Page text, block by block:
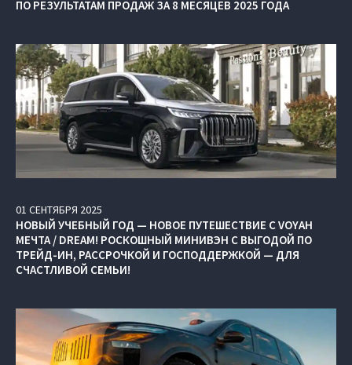
ПО РЕЗУЛЬТАТАМ ПРОДАЖ ЗА 8 МЕСЯЦЕВ 2025 ГОДА
01 СЕНТЯБРЯ 2025
НОВЫЙ УЧЕБНЫЙ ГОД — НОВОЕ ПУТЕШЕСТВИЕ С VOYAH
МЕЧТА / DREAM! РОСКОШНЫЙ МИНИВЭН С ВЫГОДОЙ ПО
ТРЕЙД-ИН, РАССРОЧКОЙ И ГОСПОДДЕРЖКОЙ — ДЛЯ
СЧАСТЛИВОЙ СЕМЬИ!